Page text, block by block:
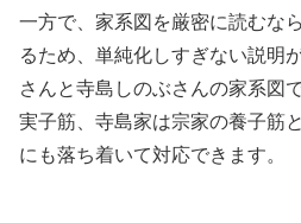
一方で、家系図を厳密に読むな
るため、単純化しすぎない説明
さんと寺島しのぶさんの家系図
実子筋、寺島家は宗家の養子筋
にも落ち着いて対応できます。